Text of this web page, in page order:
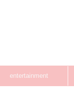
entertainment